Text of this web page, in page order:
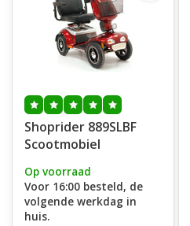
Shoprider 889SLBF
Scootmobiel
Op voorraad
Voor 16:00 besteld, de
volgende werkdag in
huis.